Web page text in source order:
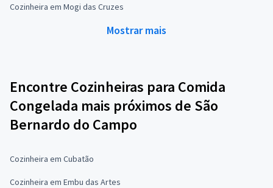
Cozinheira em Mogi das Cruzes
Mostrar mais
Encontre Cozinheiras para Comida
Congelada mais próximos de São
Bernardo do Campo
Cozinheira em Cubatão
Cozinheira em Embu das Artes